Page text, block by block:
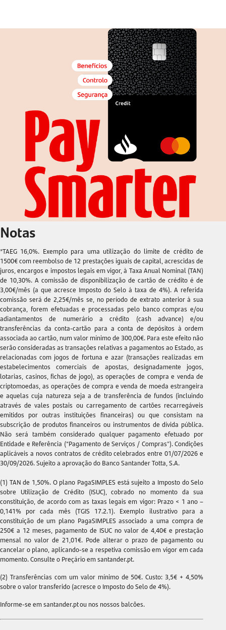
Notas
*TAEG 16,0%. Exemplo para uma utilização do limite de crédito de
1500€ com reembolso de 12 prestações iguais de capital, acrescidas de
juros, encargos e impostos legais em vigor, à Taxa Anual Nominal (TAN)
de 10,30%. A comissão de disponibilização de cartão de crédito é de
3,00€/mês (a que acresce Imposto do Selo à taxa de 4%). A referida
comissão será de 2,25€/mês se, no período de extrato anterior à sua
cobrança, forem efetuadas e processadas pelo banco compras e/ou
adiantamentos de numerário a crédito (cash advance) e/ou
transferências da conta-cartão para a conta de depósitos à ordem
associada ao cartão, num valor mínimo de 300,00€. Para este efeito não
serão consideradas as transações relativas a pagamentos ao Estado, as
relacionadas com jogos de fortuna e azar (transações realizadas em
estabelecimentos comerciais de apostas, designadamente jogos,
lotarias, casinos, fichas de jogo), as operações de compra e venda de
criptomoedas, as operações de compra e venda de moeda estrangeira
e aquelas cuja natureza seja a de transferência de fundos (incluindo
através de vales postais ou carregamento de cartões recarregáveis
emitidos por outras instituições financeiras) ou que consistam na
subscrição de produtos financeiros ou instrumentos de dívida pública.
Não será também considerado qualquer pagamento efetuado por
Entidade e Referência (“Pagamento de Serviços / Compras"). Condições
aplicáveis a novos contratos de crédito celebrados entre 01/07/2026 e
30/09/2026. Sujeito a aprovação do Banco Santander Totta, S.A.
(1) TAN de 1,50%. O plano PagaSIMPLES está sujeito a Imposto do Selo
sobre Utilização de Crédito (ISUC), cobrado no momento da sua
constituição, de acordo com as taxas legais em vigor: Prazo < 1 ano –
0,141% por cada mês (TGIS 17.2.1). Exemplo ilustrativo para a
constituição de um plano PagaSIMPLES associado a uma compra de
250€ a 12 meses, pagamento de ISUC no valor de 4,40€ e prestação
mensal no valor de 21,01€. Pode alterar o prazo de pagamento ou
cancelar o plano, aplicando-se a respetiva comissão em vigor em cada
momento. Consulte o Preçário em santander.pt.
(2) Transferências com um valor mínimo de 50€. Custo: 3,5€ + 4,50%
sobre o valor transferido (acresce o Imposto do Selo de 4%).
Informe-se em santander.pt ou nos nossos balcões.